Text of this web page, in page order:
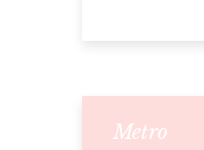
Metro